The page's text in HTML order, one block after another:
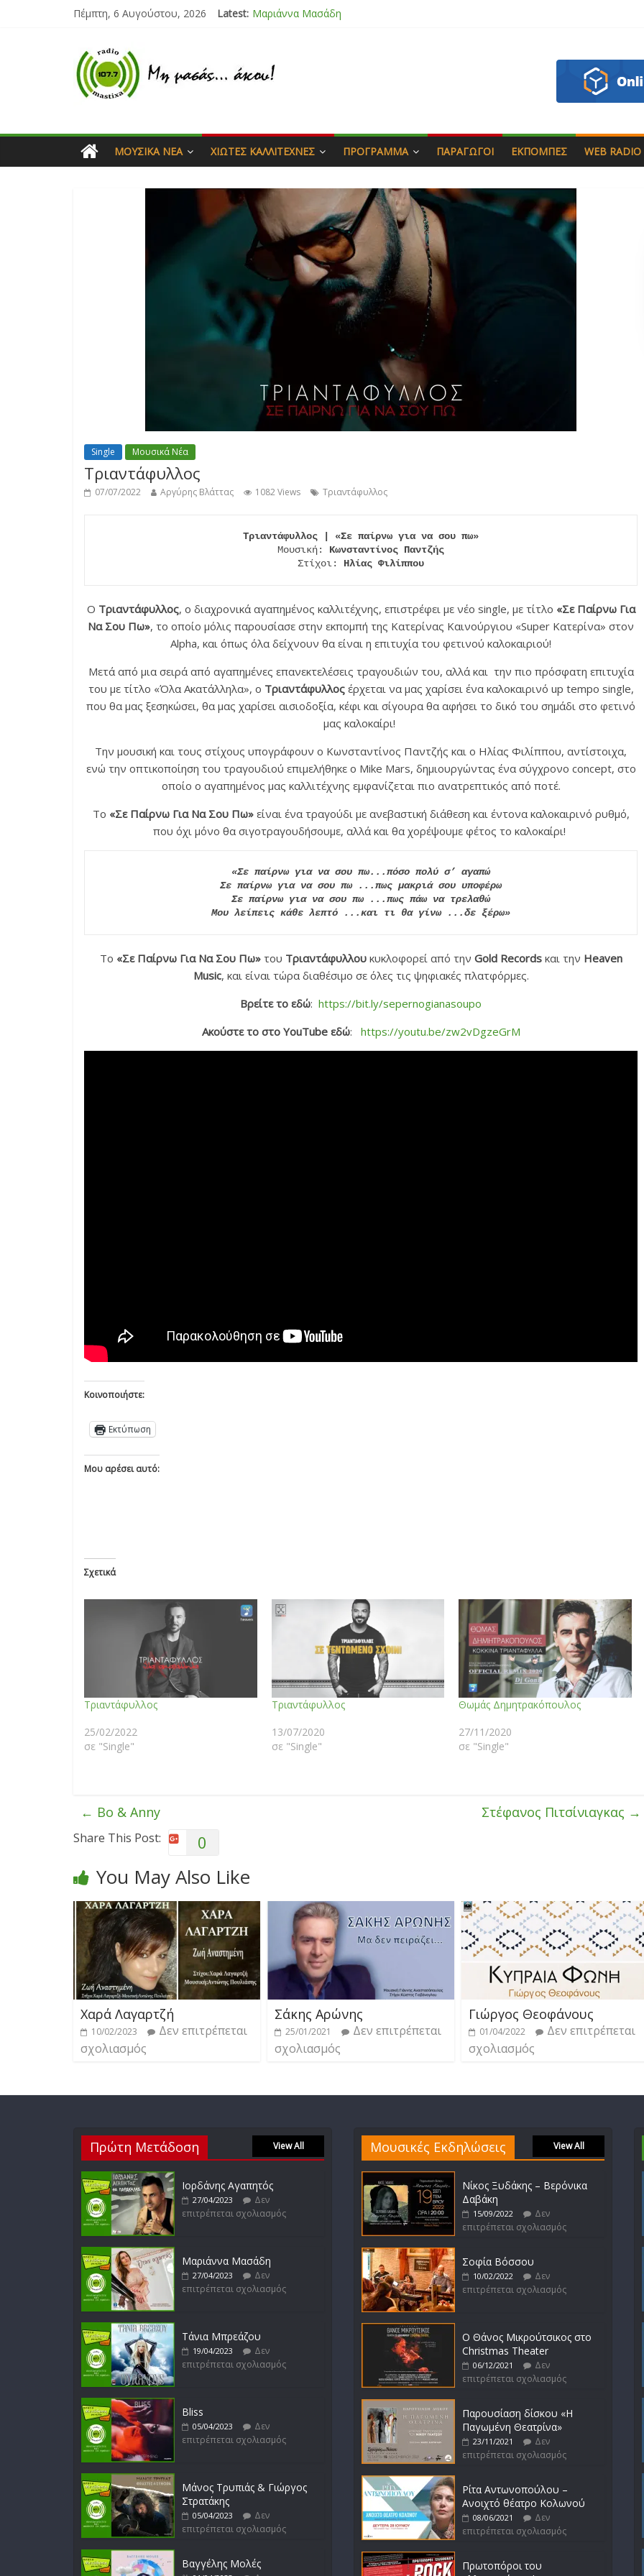
Πέμπτη, 6 Αυγούστου, 2026 Latest: Μαριάννα Μασάδη
Ιορδάνης Αγαπητός
ΜΟΥΣΙΚΆ ΝΈΑ ΧΙΏΤΕΣ ΚΑΛΛΙΤΈΧΝΕΣ ΠΡΌΓΡΑΜΜΑ ΠΑΡΑΓΩΓΟΊ ΕΚΠΟΜΠΈΣ WEB RADIO
Single Μουσικά Νέα
Τριαντάφυλλος
07/07/2022 Αργύρης Βλάττας 1082 Views Τριαντάφυλλος
Τριαντάφυλλος | «Σε παίρνω για να σου πω»
Μουσική: Κωνσταντίνος Παντζής
Στίχοι: Ηλίας Φιλίππου
Ο Τριαντάφυλλος, ο διαχρονικά αγαπημένος καλλιτέχνης, επιστρέφει με νέο single, με τίτλο «Σε Παίρνω Για
Να Σου Πω», το οποίο μόλις παρουσίασε στην εκπομπή της Κατερίνας Καινούργιου «Super Κατερίνα» στον
Alpha, και όπως όλα δείχνουν θα είναι η επιτυχία του φετινού καλοκαιριού!
Μετά από μια σειρά από αγαπημένες επανεκτελέσεις τραγουδιών του, αλλά και την πιο πρόσφατη επιτυχία
του με τίτλο «Όλα Ακατάλληλα», ο Τριαντάφυλλος έρχεται να μας χαρίσει ένα καλοκαιρινό up tempo single,
που θα μας ξεσηκώσει, θα μας χαρίσει αισιοδοξία, κέφι και σίγουρα θα αφήσει το δικό του σημάδι στο φετινό
μας καλοκαίρι!
Την μουσική και τους στίχους υπογράφουν ο Κωνσταντίνος Παντζής και ο Ηλίας Φιλίππου, αντίστοιχα,
ενώ την οπτικοποίηση του τραγουδιού επιμελήθηκε ο Mike Mars, δημιουργώντας ένα σύγχρονο concept, στο
οποίο ο αγαπημένος μας καλλιτέχνης εμφανίζεται πιο ανατρεπτικός από ποτέ.
Το «Σε Παίρνω Για Να Σου Πω»είναι ένα τραγούδι με ανεβαστική διάθεση και έντονα καλοκαιρινό ρυθμό,
που όχι μόνο θα σιγοτραγουδήσουμε, αλλά και θα χορέψουμε φέτος το καλοκαίρι!
«Σε παίρνω για να σου πω...πόσο πολύ σ’ αγαπώ
Σε παίρνω για να σου πω ...πως μακριά σου υποφέρω
Σε παίρνω για να σου πω ...πως πάω να τρελαθώ
Μου λείπεις κάθε λεπτό ...και τι θα γίνω ...δε ξέρω»
Το «Σε Παίρνω Για Να Σου Πω» του Τριαντάφυλλουκυκλοφορεί από την Gold Recordsκαι την Heaven
Music, και είναι τώρα διαθέσιμο σε όλες τις ψηφιακές πλατφόρμες.
Βρείτε το εδώ: https://bit.ly/sepernogianasoupo
Ακούστε το στο YouTube εδώ: https://youtu.be/zw2vDgzeGrM
Κοινοποιήστε:
Εκτύπωση
Μου αρέσει αυτό:
Σχετικά
Τριαντάφυλλος
25/02/2022
σε "Single"
Τριαντάφυλλος
13/07/2020
σε "Single"
Θωμάς Δημητρακόπουλος
27/11/2020
σε "Single"
← Bo & Anny Στέφανος Πιτσίνιαγκας →
Share This Post: 0
You May Also Like
Χαρά Λαγαρτζή
10/02/2023
Δεν επιτρέπεται
σχολιασμός
Σάκης Αρώνης
25/01/2021
Δεν επιτρέπεται
σχολιασμός
Γιώργος Θεοφάνους
01/04/2022
Δεν επιτρέπεται
σχολιασμός
Πρώτη Μετάδοση View All
Ιορδάνης Αγαπητός
27/04/2023
Δεν
επιτρέπεται σχολιασμός
Μαριάννα Μασάδη
27/04/2023
Δεν
επιτρέπεται σχολιασμός
Τάνια Μπρεάζου
19/04/2023
Δεν
επιτρέπεται σχολιασμός
Bliss
05/04/2023
Δεν
επιτρέπεται σχολιασμός
Μάνος Τρυπιάς & Γιώργος
Στρατάκης
05/04/2023
Δεν
επιτρέπεται σχολιασμός
Βαγγέλης Μολές
Μουσικές Εκδηλώσεις View All
Νίκος Ξυδάκης – Βερόνικα
Δαβάκη
15/09/2022
Δεν
επιτρέπεται σχολιασμός
Σοφία Βόσσου
10/02/2022
Δεν
επιτρέπεται σχολιασμός
Ο Θάνος Μικρούτσικος στο
Christmas Theater
06/12/2021
Δεν
επιτρέπεται σχολιασμός
Παρουσίαση δίσκου «Η
Παγωμένη Θεατρίνα»
23/11/2021
Δεν
επιτρέπεται σχολιασμός
Ρίτα Αντωνοπούλου –
Ανοιχτό θέατρο Κολωνού
08/06/2021
Δεν
επιτρέπεται σχολιασμός
Πρωτοπόροι του